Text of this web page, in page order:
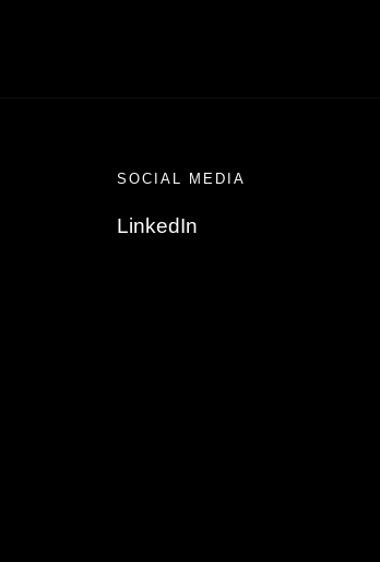
SOCIAL MEDIA
LinkedIn